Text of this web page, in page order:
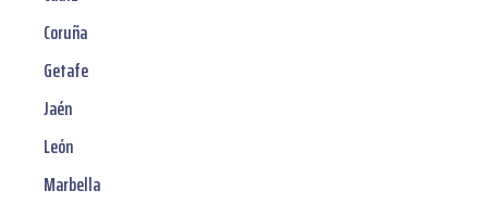
Coruña
Getafe
Jaén
León
Marbella